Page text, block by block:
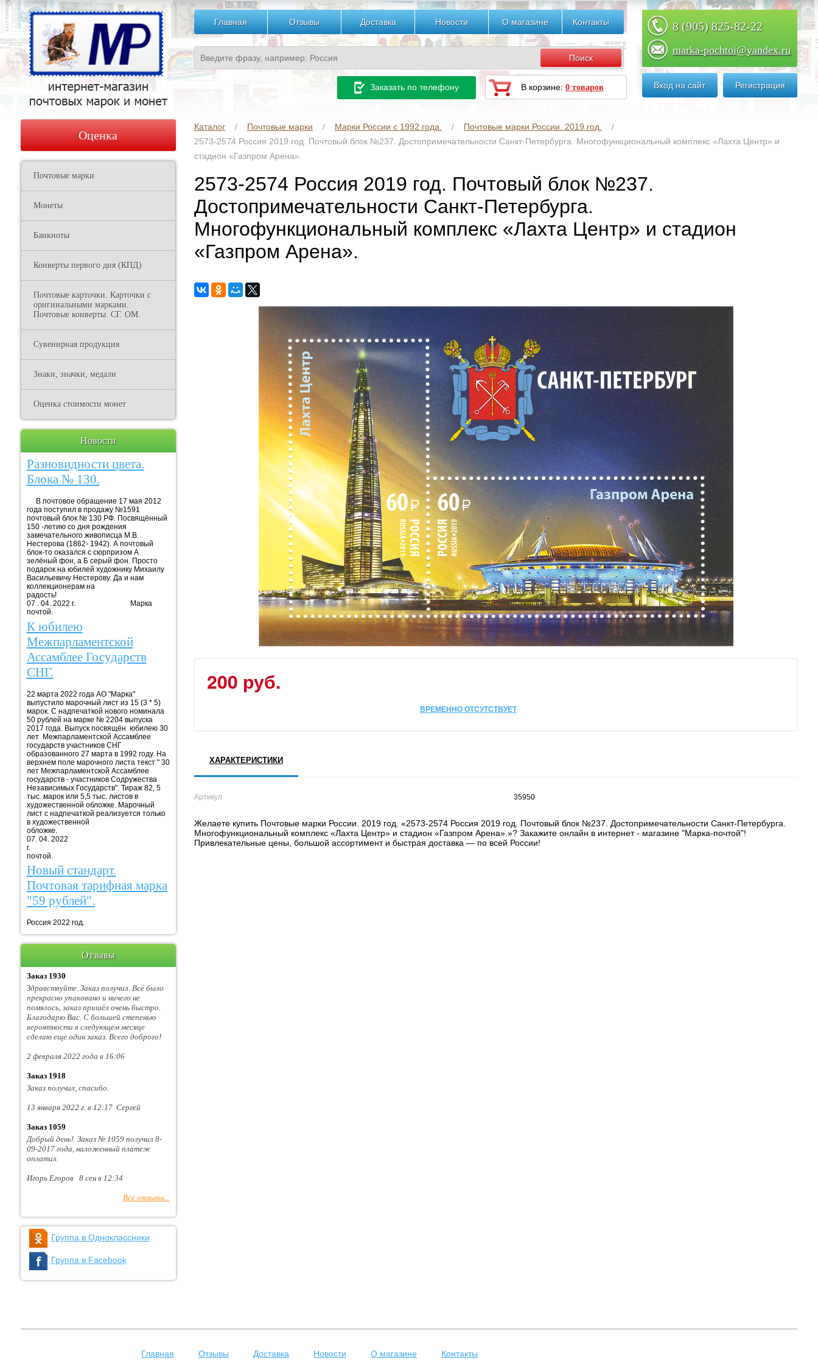
Главная Отзывы Доставка Новости О магазине Контакты 8 (905) 825-82-22
marka-pochtoi@yandex.ru
Вход на сайт Регистрация
Заказать по телефону В корзине: 0 товаров
Каталог Почтовые марки Марки России с 1992 года.
Почтовые марки России. 2019 год.
2573-2574 Россия 2019 год. Почтовый блок №237. Достопримечательности Санкт-Петербурга. Многофункциональный комплекс «Лахта Центр» и
стадион «Газпром Арена».
2573-2574 Россия 2019 год. Почтовый блок №237.
Достопримечательности Санкт-Петербурга.
Многофункциональный комплекс «Лахта Центр» и стадион
«Газпром Арена».
200 руб.
ВРЕМЕННО ОТСУТСТВУЕТ
ХАРАКТЕРИСТИКИ
Артикул 35950
Желаете купить Почтовые марки России. 2019 год. «2573-2574 Россия 2019 год. Почтовый блок №237. Достопримечательности Санкт-Петербурга.
Многофункциональный комплекс «Лахта Центр» и стадион «Газпром Арена».»? Закажите онлайн в интернет - магазине "Марка-почтой"!
Привлекательные цены, большой ассортимент и быстрая доставка — по всей России!
Оценка
Почтовые марки
Монеты
Банкноты
Конверты первого дня (КПД)
Почтовые карточки. Карточки с
оригинальными марками.
Почтовые конверты. СГ. ОМ.
Сувенирная продукция
Знаки, значки, медали
Оценка стоимости монет
Новости
Разновидности цвета.
Блока № 130.
В почтовое обращение 17 мая 2012
года поступил в продажу №1591
почтовый блок № 130 РФ. Посвящённый
150 -летию со дня рождения
замечательного живописца М.В.
Нестерова (1862- 1942). А почтовый
блок-то оказался с сюрпризом А
зелёный фон, а Б серый фон. Просто
подарок на юбилей художнику Михаилу
Васильевичу Нестерову. Да и нам
коллекционерам на
радость!
07 . 04. 2022 г. Марка
почтой.
К юбилею
Межпарламентской
Ассамблее Государств
СНГ.
22 марта 2022 года АО "Марка"
выпустило марочный лист из 15 (3 * 5)
марок. С надпечаткой нового номинала
50 рублей на марке № 2204 выпуска
2017 года. Выпуск посвящён юбилею 30
лет Межпарламентской Ассамблее
государств участников СНГ
образованного 27 марта в 1992 году. На
верхнем поле марочного листа текст " 30
лет Межпарламентской Ассамблее
государств - участников Содружества
Независимых Государств". Тираж 82, 5
тыс. марок или 5,5 тыс. листов в
художественной обложке. Марочный
лист с надпечаткой реализуется только
в художественной
обложке.
07. 04. 2022
г. Марка
почтой.
Новый стандарт.
Почтовая тарифная марка
"59 рублей".
Россия 2022 год.
Отзывы
Заказ 1930
Здравствуйте. Заказ получил. Всё было
прекрасно упаковано и ничего не
помялось, заказ пришёл очень быстро.
Благодарю Вас. С большей степенью
вероятности в следующем месяце
сделаю еще один заказ. Всего доброго!
2 февраля 2022 года в 16:06
Заказ 1918
Заказ получил, спасибо.
13 января 2022 г. в 12:17 Сергей
Заказ 1059
Добрый день! Заказ № 1059 получил 8-
09-2017 года, наложенный платеж
оплатил.
Игорь Егоров 8 сен в 12:34
Все отзывы...
Группа в Одноклассники
Группа в Facebook
Главная Отзывы Доставка Новости О магазине Контакты